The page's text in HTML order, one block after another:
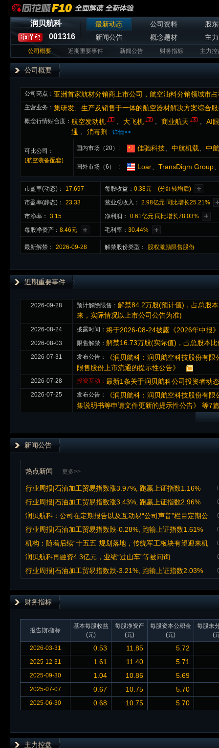
润贝航科
001316
最新动态 公司资料
股
新闻公告
概念题材 主
公司概要 近期重要事件 新闻公告 财务指标 主力控
公司概要
公司亮点：
主营业务： 集研发、生产及销售于一体的航空器材解决方案综合
概念行情贴合度： 航空发动机 ， 大飞机 ， 商业航天 ， AI
通 ， 消毒剂 详情>>
可比公司：
(航空装备配套)
国内市场（20） 佳驰科技 中航机载 中
国外市场（6） Loar TransDigm Group
市盈率(动态)： 17.697 每股收益： 0.38元
(分红转增后)
市盈率(静态)：
23.33 营业总收入： 2.98亿元 同比增长25.21%
市净率：
3.15 净利润：
0.61亿元 同比增长78.03%
每股净资产： 8.46元 毛利率： 30.44%
最新解禁 ： 2026-09-28 解禁股份类型： 股权激励限售股份
近期重要事件
2026-09-28 预计解除限售： 解禁84.2万股(预计值)，占总股
来，实际情况以上市公司公告为准)
2026-08-24 披露时间： 将于2026-08-24披露《2026年中报》
2026-08-03 限售解禁： 解禁16.73万股(实际值)，占总股本
2026-07-31 发布公告：
《润贝航科：润贝航空科技股份有
限售股份上市流通的提示性公告》
2026-07-28 投资互动： 最新1条关于润贝航科公司投资者动
2026-07-25 发布公告：
《润贝航科：润贝航空科技股份有
集说明书等申请文件更新的提示性公告》 等7
新闻公告
热点新闻 更多>>
行业周报|石油加工贸易指数涨3.97%, 跑赢上证指数1.16%
行业周报|石油加工贸易指数涨3.43%, 跑赢上证指数2.96%
润贝航科：公司在定期报告以及互动易“公司声音”栏目定期公
示股东户数
行业周报|石油加工贸易指数跌-0.28%, 跑输上证指数1.61%
机构：随着后续“十五五”规划落地，传统军工板块有望迎来机
遇
润贝航科再融资4.3亿元，业绩“过山车”等被问询
行业周报|石油加工贸易指数跌-3.21%, 跑输上证指数2.03%
财务指标
报告期\指标
基本每股收益
(元)
每股净资产
(元)
每股资本公积金
(元)
每股未
(
2026-03-31
0.53 11.85 5.72
2025-12-31 1.61 11.40 5.71
2025-09-30 1.04 10.86 5.69
2025-07-07 0.67 10.75 5.70
2025-06-30 0.68 10.75 5.70
主力控盘